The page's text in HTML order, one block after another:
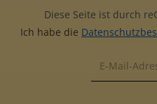
Diese Seite ist durch
Ich habe die